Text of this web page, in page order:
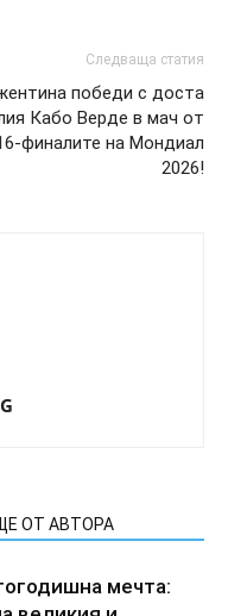
Следваща статия
победи с доста
Кабо Верде в мач от
финалите на Мондиал
2026!
ОТ АВТОРА
мечта: